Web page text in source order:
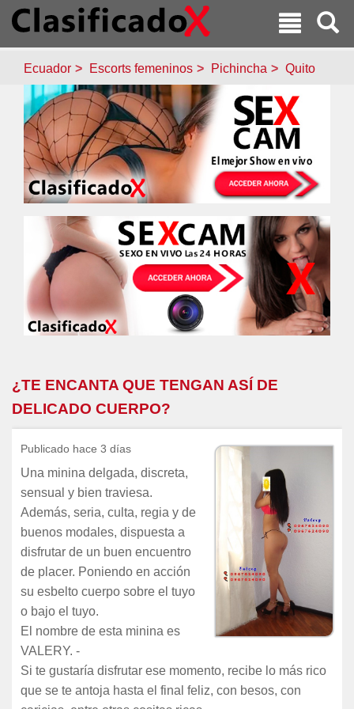
Ecuador Escorts femeninos Pichincha Quito
¿TE ENCANTA QUE TENGAN ASÍ DE
DELICADO CUERPO?
Publicado hace 3 días
Una minina delgada, discreta,
sensual y bien traviesa.
Además, seria, culta, regia y de
buenos modales, dispuesta a
disfrutar de un buen encuentro
de placer. Poniendo en acción
su esbelto cuerpo sobre el tuyo
o bajo el tuyo.
El nombre de esta minina es
VALERY. -
Si te gustaría disfrutar ese momento, recibe lo más rico
que se te antoja hasta el final feliz, con besos, con